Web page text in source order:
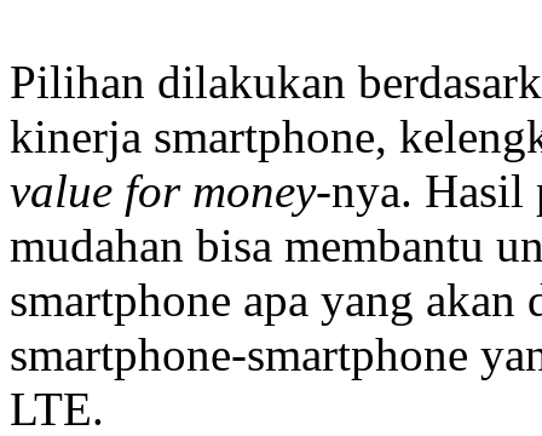
Pilihan dilakukan
kinerja smartphone,
value for money-nya. Hasil
mudahan bisa membantu
smartphone apa yang
smartphone-smartphone
LTE.